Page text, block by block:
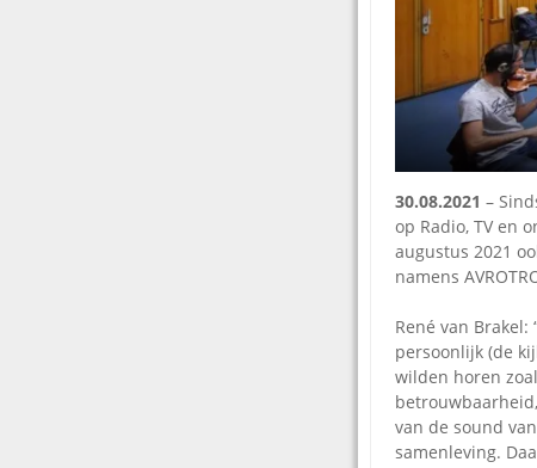
30.08.2021 –
op Radio, TV en
augustus 2021
namens
René van
persoonlijk (de
wilden horen
van de sound
samenleving.